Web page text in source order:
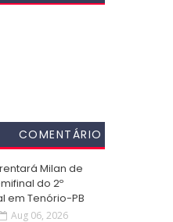
COMENTÁRIO
Milan de
do 2º
em Tenório-PB
Aug 06, 2026